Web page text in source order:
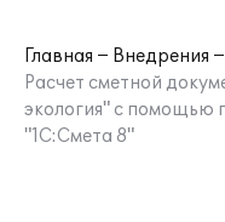
Главная
Внедрения
Расчет сметной
экология" с помощью
"1С:Смета 8"